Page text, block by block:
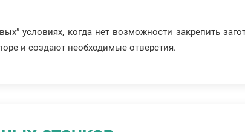
условиях, когда нет возможности закрепить
и создают необходимые отверстия.